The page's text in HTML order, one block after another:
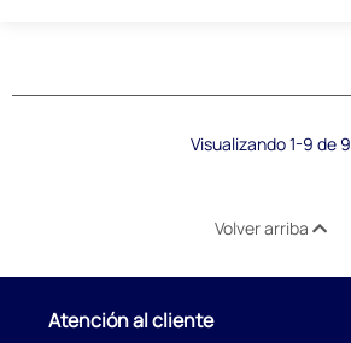
Visualizando 1-9 de 9
Volver arriba
Atención al cliente